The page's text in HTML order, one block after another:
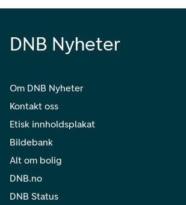
DNB Nyheter
Om DNB Nyheter
Kontakt oss
Etisk innholdsplakat
Bildebank
Alt om bolig
DNB.no
DNB Status